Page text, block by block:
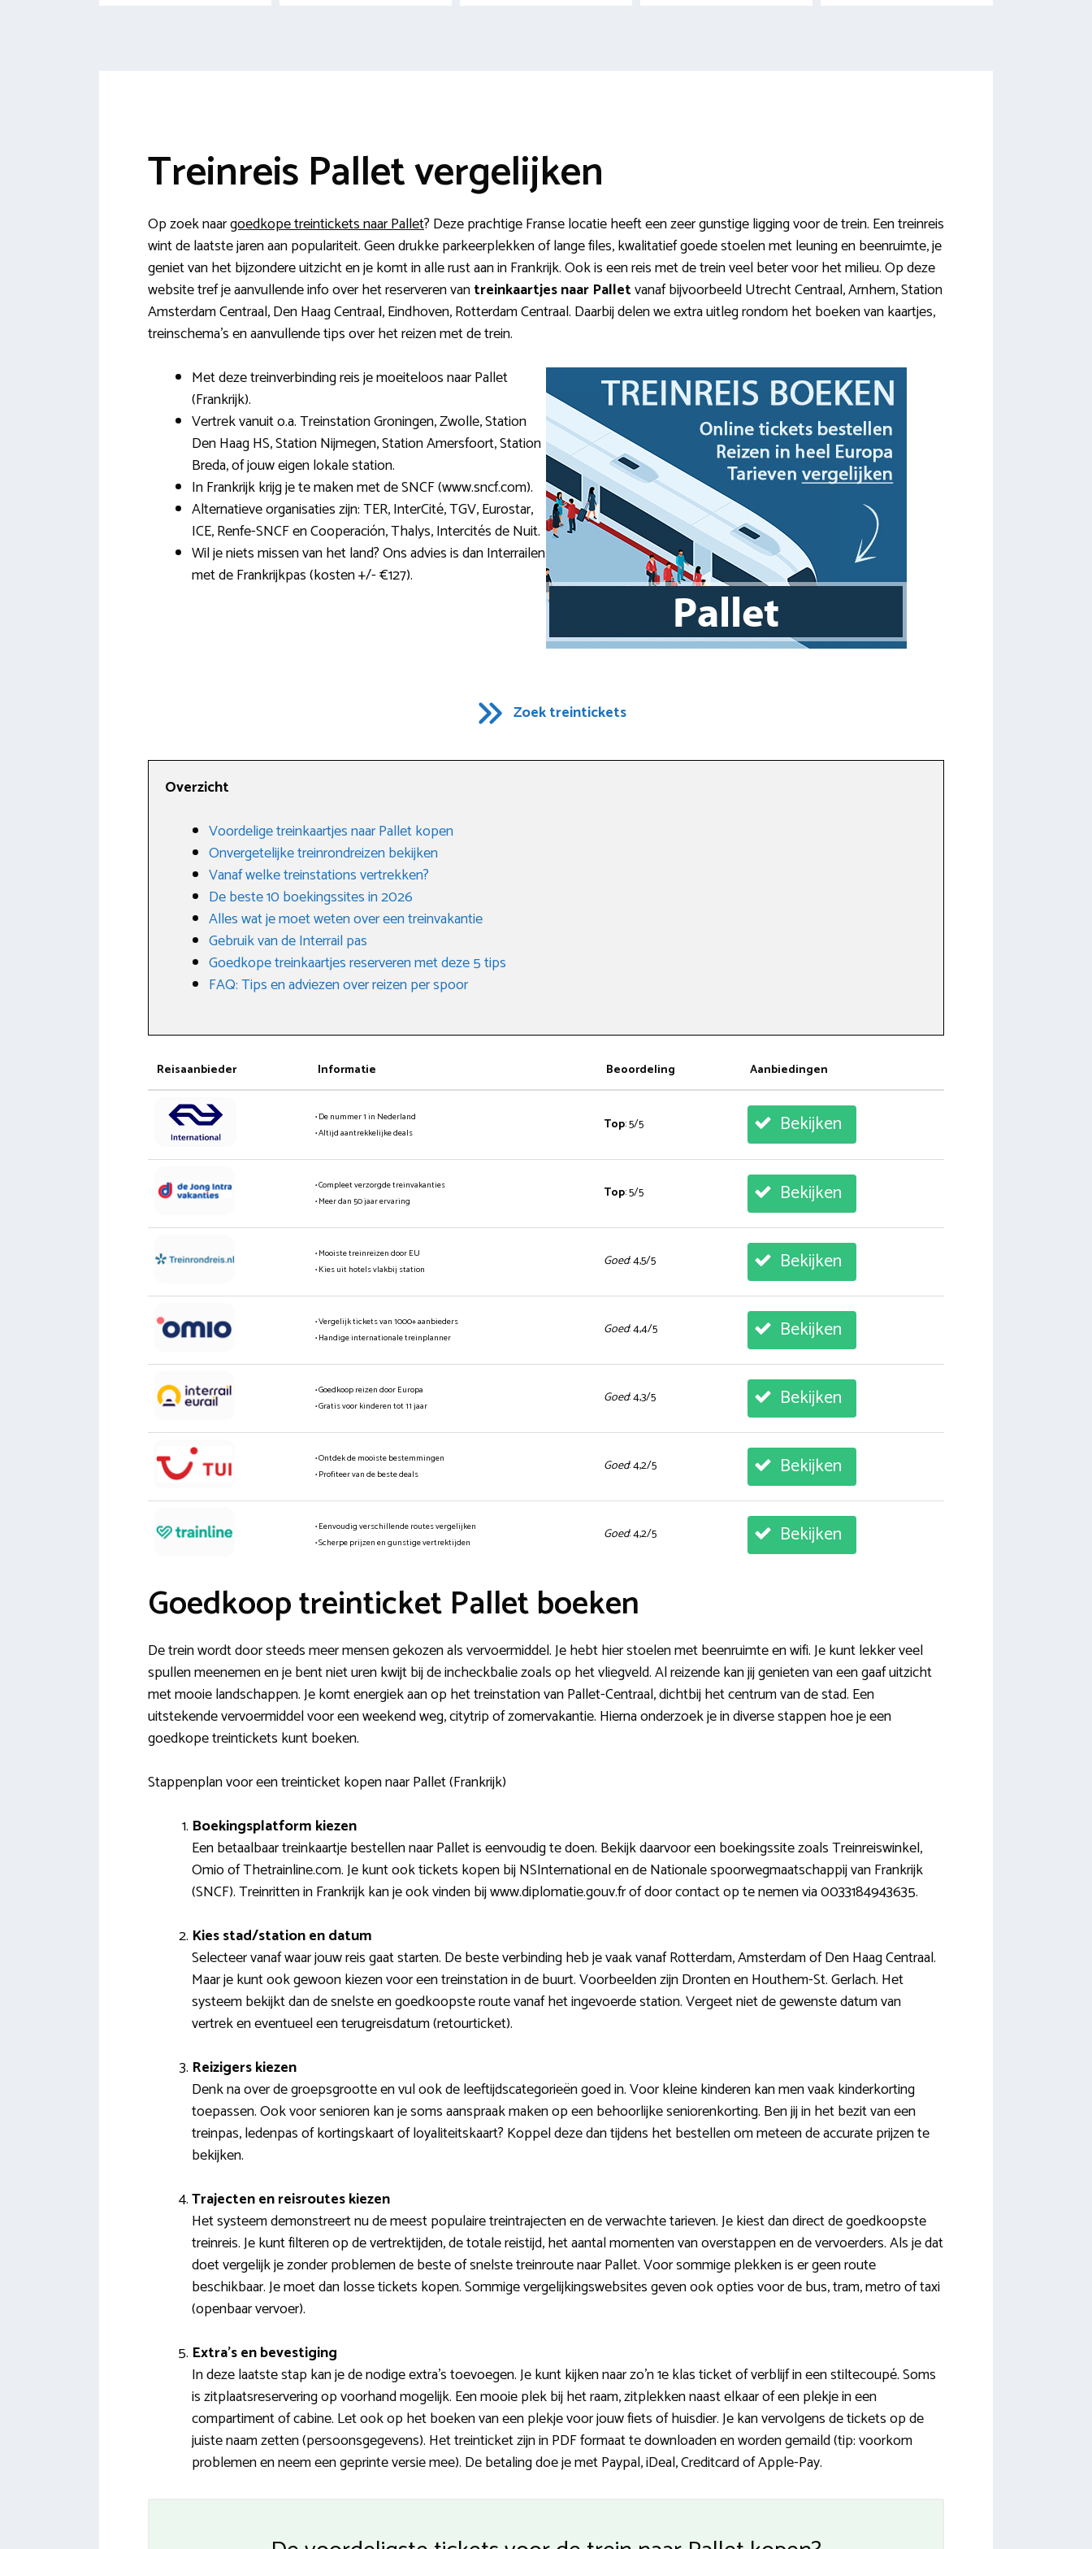
Treinreis Pallet vergelijken
Op zoek naargoedkope treintickets naar Pallet? Deze prachtige Franse locatie heeft een zeer gunstige ligging voor de trein. Een treinreis
wint de laatste jaren aan populariteit. Geen drukke parkeerplekken of lange files, kwalitatief goede stoelen met leuning en beenruimte, je
geniet van het bijzondere uitzicht en je komt in alle rust aan in Frankrijk. Ook is een reis met de trein veel beter voor het milieu. Op deze
website tref je aanvullende info over het reserveren vantreinkaartjes naar Palletvanaf bijvoorbeeld Utrecht Centraal, Arnhem, Station
Amsterdam Centraal, Den Haag Centraal, Eindhoven, Rotterdam Centraal. Daarbij delen we extra uitleg rondom het boeken van kaartjes,
treinschema’s en aanvullende tips over het reizen met de trein.
Met deze treinverbinding reis je moeiteloos naar Pallet
(Frankrijk).
Vertrek vanuit o.a. Treinstation Groningen, Zwolle, Station
Den Haag HS, Station Nijmegen, Station Amersfoort, Station
Breda, of jouw eigen lokale station.
In Frankrijk krijg je te maken met de SNCF (www.sncf.com).
Alternatieve organisaties zijn: TER, InterCité, TGV, Eurostar,
ICE, Renfe-SNCF en Cooperación, Thalys, Intercités de Nuit.
Wil je niets missen van het land? Ons advies is dan Interrailen
met de Frankrijkpas (kosten +/- €127).
Zoek treintickets
Overzicht
Voordelige treinkaartjes naar Pallet kopen
Onvergetelijke treinrondreizen bekijken
Vanaf welke treinstations vertrekken?
De beste 10 boekingssites in 2026
Alles wat je moet weten over een treinvakantie
Gebruik van de Interrail pas
Goedkope treinkaartjes reserveren met deze 5 tips
FAQ: Tips en adviezen over reizen per spoor
Reisaanbieder Informatie Beoordeling Aanbiedingen
• De nummer 1 in Nederland
• Altijd aantrekkelijke deals
Top: 5/5 Bekijken
• Compleet verzorgde treinvakanties
• Meer dan 50 jaar ervaring
Top: 5/5 Bekijken
• Mooiste treinreizen door EU
• Kies uit hotels vlakbij station
Goed: 4,5/5 Bekijken
• Vergelijk tickets van 1000+ aanbieders
• Handige internationale treinplanner
Goed: 4,4/5 Bekijken
• Goedkoop reizen door Europa
• Gratis voor kinderen tot 11 jaar
Goed: 4,3/5 Bekijken
• Ontdek de mooiste bestemmingen
• Profiteer van de beste deals
Goed: 4,2/5 Bekijken
• Eenvoudig verschillende routes vergelijken
• Scherpe prijzen en gunstige vertrektijden
Goed: 4,2/5 Bekijken
Goedkoop treinticket Pallet boeken
De trein wordt door steeds meer mensen gekozen als vervoermiddel. Je hebt hier stoelen met beenruimte en wifi. Je kunt lekker veel
spullen meenemen en je bent niet uren kwijt bij de incheckbalie zoals op het vliegveld. Al reizende kan jij genieten van een gaaf uitzicht
met mooie landschappen. Je komt energiek aan op het treinstation van Pallet-Centraal, dichtbij het centrum van de stad. Een
uitstekende vervoermiddel voor een weekend weg, citytrip of zomervakantie. Hierna onderzoek je in diverse stappen hoe je een
goedkope treintickets kunt boeken.
Stappenplan voor een treinticket kopen naar Pallet (Frankrijk)
Boekingsplatform kiezen
Een betaalbaar treinkaartje bestellen naar Pallet is eenvoudig te doen. Bekijk daarvoor een boekingssite zoals Treinreiswinkel,
Omio of Thetrainline.com. Je kunt ook tickets kopen bij NSInternational en de Nationale spoorwegmaatschappij van Frankrijk
(SNCF). Treinritten in Frankrijk kan je ook vinden bij www.diplomatie.gouv.fr of door contact op te nemen via 0033184943635.
Kies stad/station en datum
Selecteer vanaf waar jouw reis gaat starten. De beste verbinding heb je vaak vanaf Rotterdam, Amsterdam of Den Haag Centraal.
Maar je kunt ook gewoon kiezen voor een treinstation in de buurt. Voorbeelden zijn Dronten en Houthem-St. Gerlach. Het
systeem bekijkt dan de snelste en goedkoopste route vanaf het ingevoerde station. Vergeet niet de gewenste datum van
vertrek en eventueel een terugreisdatum (retourticket).
Reizigers kiezen
Denk na over de groepsgrootte en vul ook de leeftijdscategorieën goed in. Voor kleine kinderen kan men vaak kinderkorting
toepassen. Ook voor senioren kan je soms aanspraak maken op een behoorlijke seniorenkorting. Ben jij in het bezit van een
treinpas, ledenpas of kortingskaart of loyaliteitskaart? Koppel deze dan tijdens het bestellen om meteen de accurate prijzen te
bekijken.
Trajecten en reisroutes kiezen
Het systeem demonstreert nu de meest populaire treintrajecten en de verwachte tarieven. Je kiest dan direct de goedkoopste
treinreis. Je kunt filteren op de vertrektijden, de totale reistijd, het aantal momenten van overstappen en de vervoerders. Als je dat
doet vergelijk je zonder problemen de beste of snelste treinroute naar Pallet. Voor sommige plekken is er geen route
beschikbaar. Je moet dan losse tickets kopen. Sommige vergelijkingswebsites geven ook opties voor de bus, tram, metro of taxi
(openbaar vervoer).
Extra’s en bevestiging
In deze laatste stap kan je de nodige extra’s toevoegen. Je kunt kijken naar zo’n 1e klas ticket of verblijf in een stiltecoupé. Soms
is zitplaatsreservering op voorhand mogelijk. Een mooie plek bij het raam, zitplekken naast elkaar of een plekje in een
compartiment of cabine. Let ook op het boeken van een plekje voor jouw fiets of huisdier. Je kan vervolgens de tickets op de
juiste naam zetten (persoonsgegevens). Het treinticket zijn in PDF formaat te downloaden en worden gemaild (tip: voorkom
problemen en neem een geprinte versie mee). De betaling doe je met Paypal, iDeal, Creditcard of Apple-Pay.